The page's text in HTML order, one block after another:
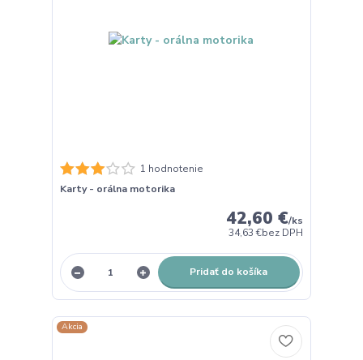
1 hodnotenie
Karty - orálna motorika
42,60 €/ks
34,63 €bez DPH
Pridať do košíka
Akcia